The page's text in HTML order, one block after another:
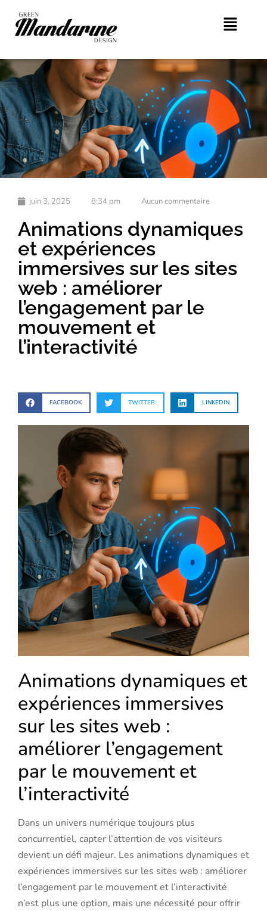
juin 3, 2025 8:34 pm Aucun commentaire
Animations dynamiques
et expériences
immersives sur les sites
web : améliorer
l’engagement par le
mouvement et
l’interactivité
FACEBOOK TWITTER LINKEDIN
Animations dynamiques et
expériences immersives
sur les sites web :
améliorer l’engagement
par le mouvement et
l’interactivité
Dans un univers numérique toujours plus
concurrentiel, capter l’attention de vos visiteurs
devient un défi majeur. Les animations dynamiques et
expériences immersives sur les sites web : améliorer
l’engagement par le mouvement et l’interactivité
n’est plus une option, mais une nécessité pour offrir